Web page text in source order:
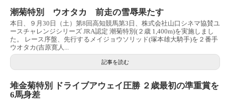
潮菊特別 ウオタカ 前走の雪辱果たす
本日、９月30日（土）第8回高知競馬第3日、株式会社山口シネマ協賛ユ
ースチャレンジシリーズ JRA認定 潮菊特別(２歳 1,400m)を実施しまし
た。 レース序盤、先行するメイジョウソリッド(塚本雄大騎手)を２番手
ウオタカ(吉原寛人...
記事を読む
堆金菊特別 ドライブアウェイ圧勝 ２歳最初の準重賞を
6馬身差